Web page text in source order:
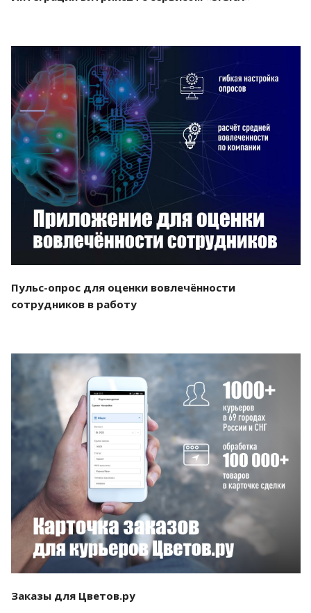
Смотреть проект
Пульс-опрос для оценки вовлечённости
сотрудников в работу
Смотреть проект
Заказы для Цветов.ру